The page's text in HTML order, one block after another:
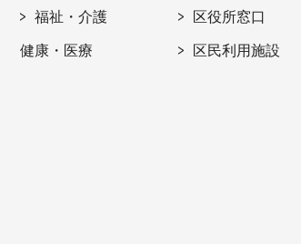
福祉・介護
健康・医療
区役所窓口
区民利用施設